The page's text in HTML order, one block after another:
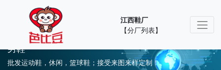
江西鞋厂
【分厂列表】
男鞋
批发运动鞋，休闲，篮球鞋；接受来图来样定制！